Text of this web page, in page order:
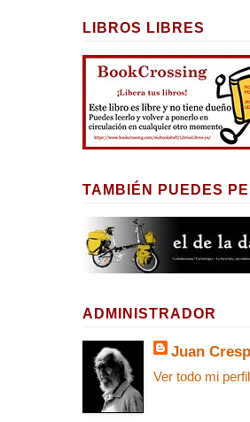
LIBROS LIBRES
TAMBIÉN PUEDES
ADMINISTRADOR
Juan
Ver todo mi perfil